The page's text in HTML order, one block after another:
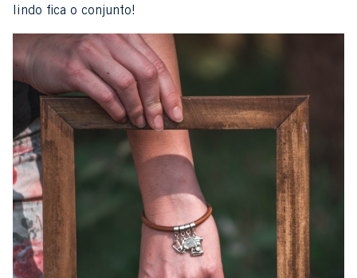
lindo fica o conjunto!